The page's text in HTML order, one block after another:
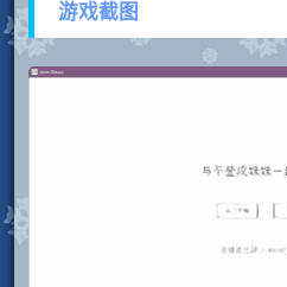
游戏截图